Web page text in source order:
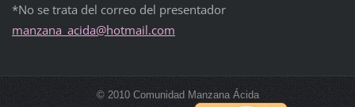
*No se trata del correo del presentador
manzana_ acida@hotmail.com
© 2010 Comunidad Manzana Ácida